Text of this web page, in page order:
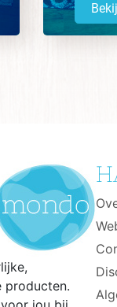
producten.
H